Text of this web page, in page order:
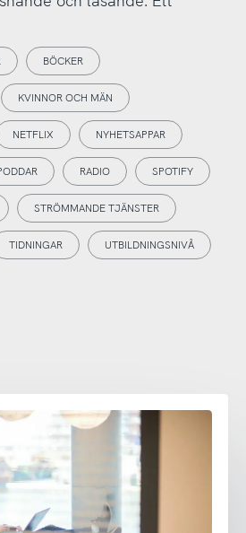
BÖCKER
KVINNOR OCH MÄN
NETFLIX NYHETSAPPAR
RADIO SPOTIFY
STRÖMMANDE TJÄNSTER
TIDNINGAR UTBILDNINGSNIVÅ